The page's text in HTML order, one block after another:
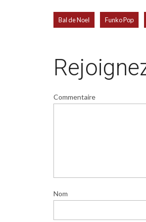
Bal de Noel Funko Pop
Commentaire
Nom